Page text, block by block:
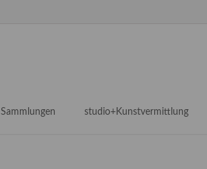
Sammlungen studio+Kunstvermittlung